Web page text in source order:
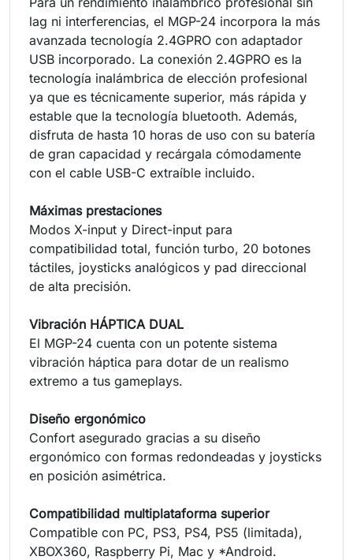
lag ni interferencias, el MGP-24 incorpora la más
avanzada tecnología 2.4GPRO con adaptador
USB incorporado. La conexión 2.4GPRO es la
tecnología inalámbrica de elección profesional
ya que es técnicamente superior, más rápida y
estable que la tecnología bluetooth. Además,
disfruta de hasta 10 horas de uso con su batería
de gran capacidad y recárgala cómodamente
con el cable USB-C extraíble incluido.
Máximas prestaciones
Modos X-input y Direct-input para
compatibilidad total, función turbo, 20 botones
táctiles, joysticks analógicos y pad direccional
de alta precisión.
Vibración HÁPTICA DUAL
El MGP-24 cuenta con un potente sistema
vibración háptica para dotar de un realismo
extremo a tus gameplays.
Diseño ergonómico
Confort asegurado gracias a su diseño
ergonómico con formas redondeadas y joysticks
en posición asimétrica.
Compatibilidad multiplataforma superior
Compatible con PC, PS3, PS4, PS5 (limitada),
XBOX360, Raspberry Pi, Mac y *Android.